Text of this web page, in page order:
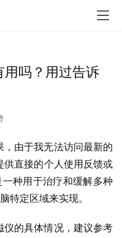
吗？用过告诉
由于我无法访问最新的
供直接的个人使用反馈或
种用于治疗和缓解多种
特定区域来实现。
的具体情况，建议参考